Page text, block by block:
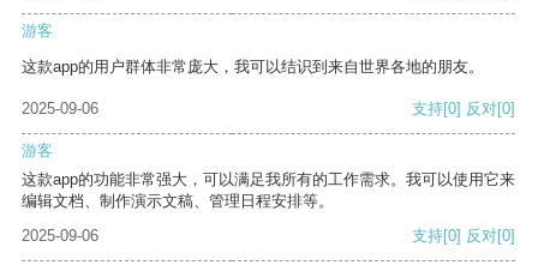
游客
这款app的用户群体非常庞大，我可以结识到来自世界各地的朋友。
2025-09-06 支持[0] 反对[0]
游客
这款app的功能非常强大，可以满足我所有的工作需求。我可以使用它来
编辑文档、制作演示文稿、管理日程安排等。
2025-09-06
支持[0] 反对[0]